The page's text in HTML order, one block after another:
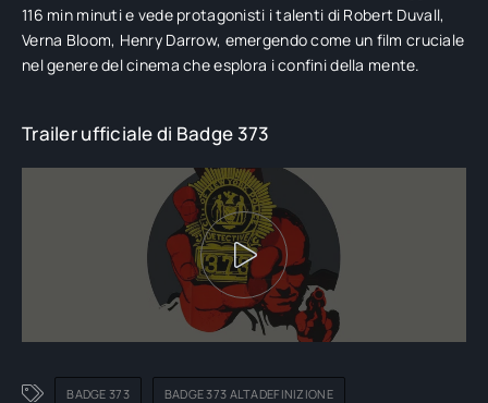
116 min minuti e vede protagonisti i talenti di Robert Duvall,
Verna Bloom, Henry Darrow, emergendo come un film cruciale
nel genere del cinema che esplora i confini della mente.
Trailer ufficiale di Badge 373
BADGE 373 BADGE 373 ALTADEFINIZIONE